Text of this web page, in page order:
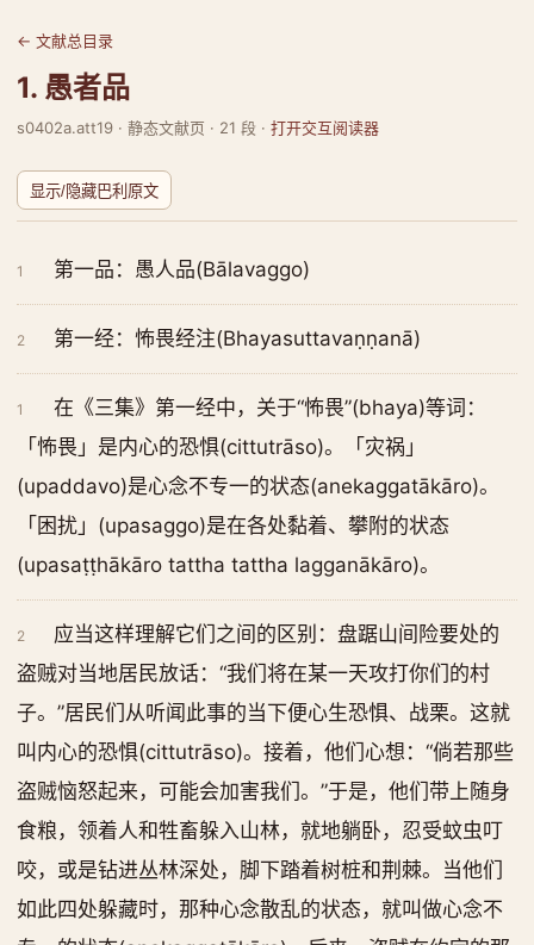
← 文献总目录
1. 愚者品
s0402a.att19 · 静态文献页 · 21 段 · 打开交互阅读器
显示/隐藏巴利原文
1 第一品：愚人品(Bālavaggo)
2 第一经：怖畏经注(Bhayasuttavaṇṇanā)
1
在《三集》第一经中，关于“怖畏”(bhaya)等词：
「怖畏」是内心的恐惧(cittutrāso)。「灾祸」
(upaddavo)是心念不专一的状态(anekaggatākāro)。
「困扰」(upasaggo)是在各处黏着、攀附的状态
(upasaṭṭhākāro tattha tattha lagganākāro)。
2
应当这样理解它们之间的区别：盘踞山间险要处的
盗贼对当地居民放话：“我们将在某一天攻打你们的村
子。”居民们从听闻此事的当下便心生恐惧、战栗。这就
叫内心的恐惧(cittutrāso)。接着，他们心想：“倘若那些
盗贼恼怒起来，可能会加害我们。”于是，他们带上随身
食粮，领着人和牲畜躲入山林，就地躺卧，忍受蚊虫叮
咬，或是钻进丛林深处，脚下踏着树桩和荆棘。当他们
如此四处躲藏时，那种心念散乱的状态，就叫做心念不